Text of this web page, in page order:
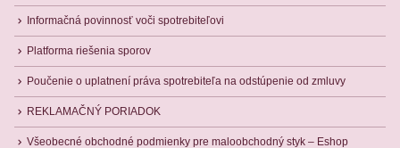
Informačná povinnosť voči spotrebiteľovi
Platforma riešenia sporov
Poučenie o uplatnení práva spotrebiteľa na odstúpenie od zmluvy
REKLAMAČNÝ PORIADOK
Všeobecné obchodné podmienky pre maloobchodný styk – Eshop